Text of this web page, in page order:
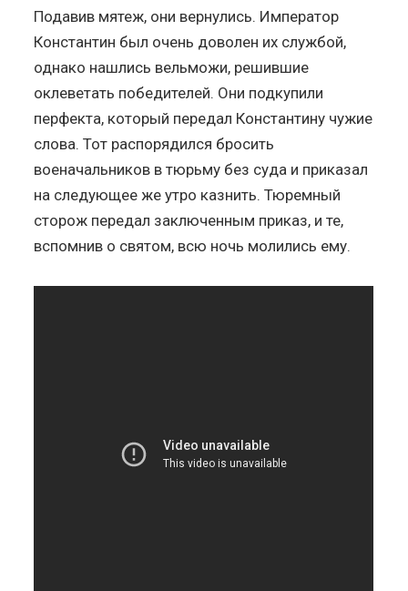
Подавив мятеж, они вернулись. Император
Константин был очень доволен их службой,
однако нашлись вельможи, решившие
оклеветать победителей. Они подкупили
перфекта, который передал Константину чужие
слова. Тот распорядился бросить
военачальников в тюрьму без суда и приказал
на следующее же утро казнить. Тюремный
сторож передал заключенным приказ, и те,
вспомнив о святом, всю ночь молились ему.